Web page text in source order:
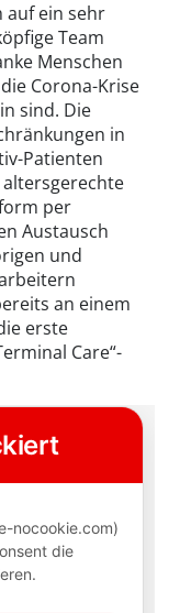
auf ein sehr
Team
Menschen
Corona-Krise
sind. Die
in
Patienten
per
Austausch
und
an einem
erste
Care“-